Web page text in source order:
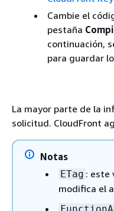
Cambie el
pestaña
continuación,
para guardar
La mayor parte de la
solicitud. CloudFront
Notas
ETag : este
modifica el